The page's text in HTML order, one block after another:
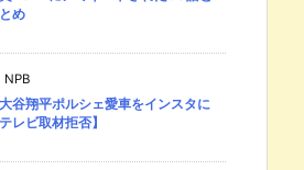
め
NPB
谷翔平ポルシェ愛車をインスタに
レビ取材拒否】